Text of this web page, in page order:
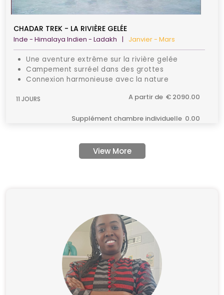
CHADAR TREK - LA RIVIÈRE GELÉE
Inde - Himalaya Indien - Ladakh | Janvier - Mars
Une aventure extrême sur la rivière gelée
Campement surréel dans des grottes
Connexion harmonieuse avec la nature
11 JOURS A partir de € 2090.00
Supplément chambre individuelle 0.00
View More